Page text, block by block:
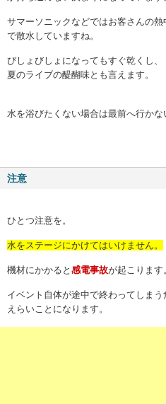
サマーソニック などではお客さんの熱
で散水していますね。
びしょびしょになってもすぐ乾くし、
夏のライブの醍醐味とも言えます。
水を浴びたくない場合は最前へ行かな
注意
ひとつ注意を。
水をステージにかけてはいけません。
機材にかかると 感電事故が起こります
イベント自体が途中で終わってしまう
えらいことになります。